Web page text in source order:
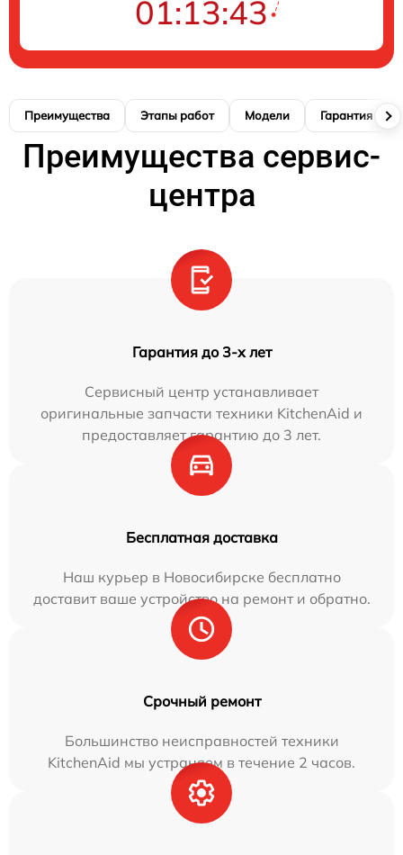
01:13:42
Преимущества Этапы работ Модели Гарантия
Преимущества сервис-
центра
Гарантия до 3-х лет
Сервисный центр устанавливает
оригинальные запчасти техники KitchenAid и
предоставляет гарантию до 3 лет.
Бесплатная доставка
Наш курьер в Новосибирске бесплатно
доставит ваше устройство на ремонт и обратно.
Срочный ремонт
Большинство неисправностей техники
KitchenAid мы устраняем в течение 2 часов.